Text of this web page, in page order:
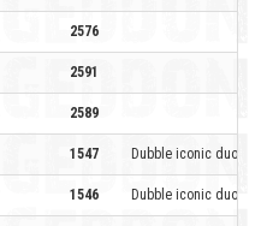
2576
2591
2589
1547 Dubble iconic duo
1546 Dubble iconic duo